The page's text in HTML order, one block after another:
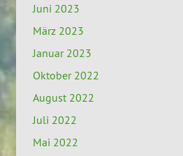
Juni 2023
März 2023
Januar 2023
Oktober 2022
August 2022
Juli 2022
Mai 2022